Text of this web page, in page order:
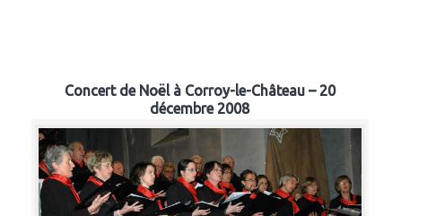
Concert de Noël à Corroy-le-Château – 20
décembre 2008